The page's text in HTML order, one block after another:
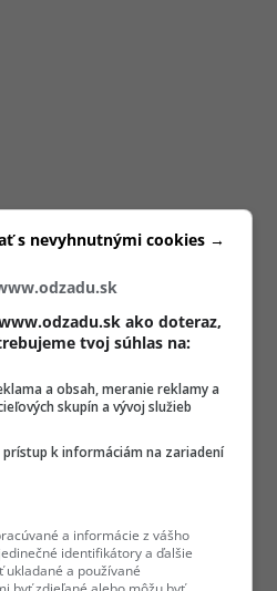
ako doteraz,
tvoj súhlas na:
a obsah, meranie reklamy a
skupín a vývoj služieb
prístup k informáciám na zariadení
a informácie z vášho
identifikátory a ďalšie
ukladané a používané
s nevyhnutnými cookies →